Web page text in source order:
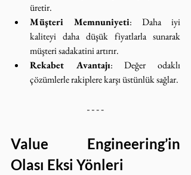
üretir.
Müşteri Memnuniyeti: Daha iyi
kaliteyi daha düşük fiyatlarla sunarak
müşteri sadakatini artırır.
Rekabet Avantajı: Değer odaklı
çözümlerle rakiplere karşı üstünlük sağlar.
Value Engineering’in
Olası Eksi Yönleri